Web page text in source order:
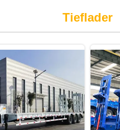
Tieflader